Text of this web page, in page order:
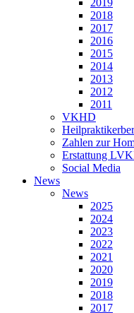
2019
2018
2017
2016
2015
2014
2013
2012
2011
VKHD
Zahlen zur
Erstattung
Social Media
News
News
2025
2024
2023
2022
2021
2020
2019
2018
2017